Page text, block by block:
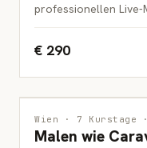
professionellen Live-
€ 290
MALEREI
ERWACHSENE
Wien · 7 Kurstage
Malen wie